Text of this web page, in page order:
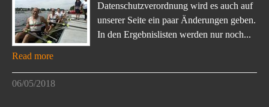
Datenschutzverordnung wird es auch auf
unserer Seite ein paar Änderungen geben.
In den Ergebnislisten werden nur noch...
Read more
06/05/2018